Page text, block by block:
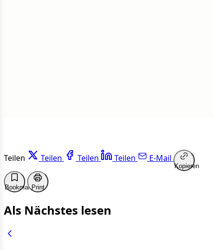
Teilen Teilen Teilen Teilen E-Mail
Kopieren
BookmarkPrint
Als Nächstes lesen